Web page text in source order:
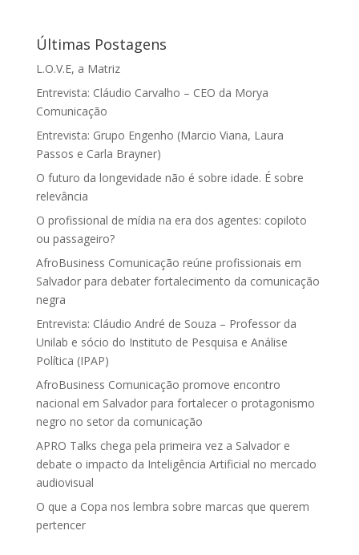
Últimas Postagens
L.O.V.E, a Matriz
Entrevista: Cláudio Carvalho – CEO da Morya
Comunicação
Entrevista: Grupo Engenho (Marcio Viana, Laura
Passos e Carla Brayner)
O futuro da longevidade não é sobre idade. É sobre
relevância
O profissional de mídia na era dos agentes: copiloto
ou passageiro?
AfroBusiness Comunicação reúne profissionais em
Salvador para debater fortalecimento da comunicação
negra
Entrevista: Cláudio André de Souza – Professor da
Unilab e sócio do Instituto de Pesquisa e Análise
Política (IPAP)
AfroBusiness Comunicação promove encontro
nacional em Salvador para fortalecer o protagonismo
negro no setor da comunicação
APRO Talks chega pela primeira vez a Salvador e
debate o impacto da Inteligência Artificial no mercado
audiovisual
O que a Copa nos lembra sobre marcas que querem
pertencer